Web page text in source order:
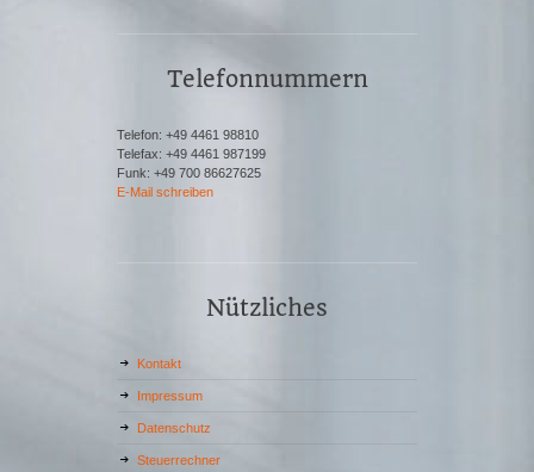
Telefonnummern
Telefon: +49 4461 98810
Telefax: +49 4461 987199
Funk: +49 700 86627625
E-Mail schreiben
Nützliches
Kontakt
Impressum
Datenschutz
Steuerrechner